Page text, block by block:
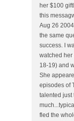
her $100
this
Aug 26
the same
success. I
watched
18-19) and
She
episodes of
talented just
fled the